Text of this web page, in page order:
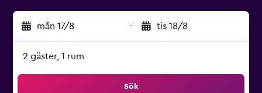
mån 17/8 - tis 18/8
2 gäster, 1 rum
Sök